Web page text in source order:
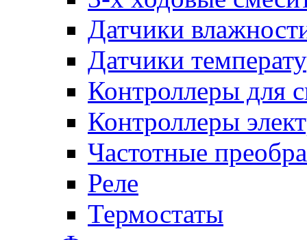
Датчики
Датчики
Контроллеры для
Контроллеры
Частотные
Реле
Термостаты